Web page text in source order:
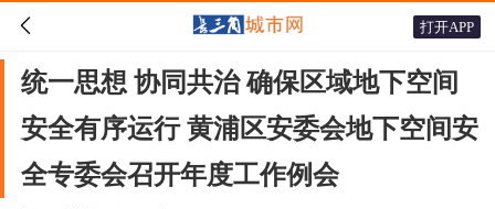
 打开APP
统一思想 协同共治 确保区域地下空间
安全有序运行 黄浦区安委会地下空间安
全专委会召开年度工作例会